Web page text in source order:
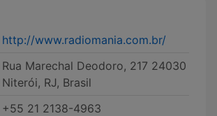
http://www.radiomania.com.br/
Rua Marechal Deodoro, 217 24030
Niterói, RJ, Brasil
+55 21 2138-4963